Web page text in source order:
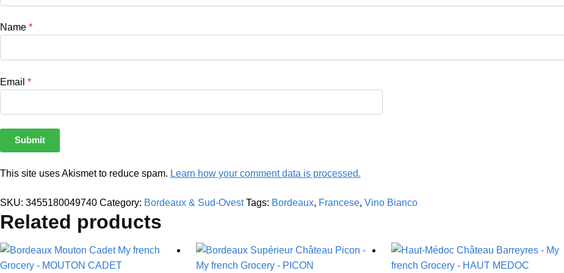
Name *
Email *
This site uses Akismet to reduce spam. Learn how your comment data is processed.
SKU: 3455180049740 Category: Bordeaux & Sud-Ovest Tags: Bordeaux, Francese, Vino Bianco
Related products